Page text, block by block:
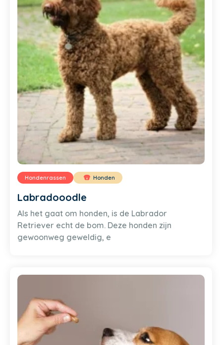
Hondenrassen Honden
Labradooodle
Als het gaat om honden, is de Labrador
Retriever echt de bom. Deze honden zijn
gewoonweg geweldig, e